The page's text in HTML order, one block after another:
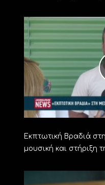
Εκπτωτική Βραδιά
μουσική και στήριξη